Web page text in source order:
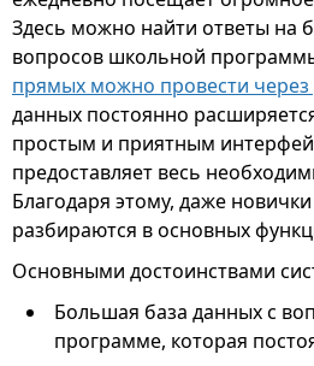
Здесь можно найти ответы на
вопросов школьной
прямых можно провести через
данных постоянно
простым и приятным
предоставляет весь
Благодаря этому, даже
разбираются в основных
Основными достоинствами
Большая база данных с
программе, которая